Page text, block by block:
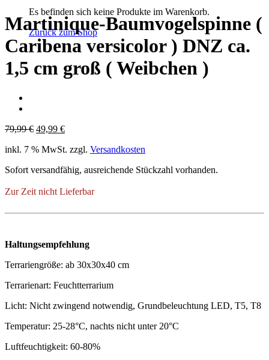
Es befinden sich keine Produkte im Warenkorb.
Zurück zum Shop
Martinique-Baumvogelspinne (
Caribena versicolor ) DNZ ca.
1,5 cm groß ( Weibchen )
79,99€ Ursprünglicher
war:
49,99 €Aktueller
ist:
inkl. 7 % MwSt. zzgl. Versandkosten
Sofort versandfähig, ausreichende Stückzahl vorhanden.
Zur Zeit nicht Lieferbar
Haltungsempfehlung
Terrariengröße: ab 30x30x40 cm
Terrarienart: Feuchtterrarium
Licht: Nicht zwingend notwendig, Grundbeleuchtung LED, T5, T8
Temperatur: 25-28°C, nachts nicht unter 20°C
Luftfeuchtigkeit: 60-80%